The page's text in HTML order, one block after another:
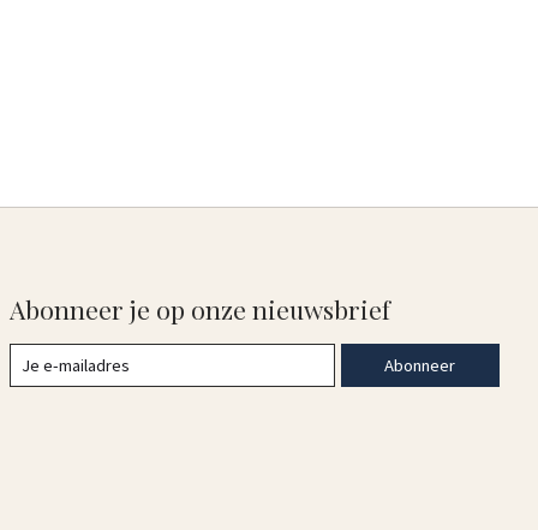
Abonneer je op onze nieuwsbrief
Abonneer